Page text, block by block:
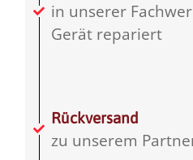
in unserer
Gerät repariert
Rückversand
zu unserem